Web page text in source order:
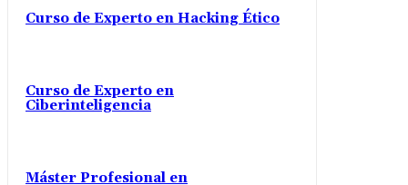
Curso de Experto en Hacking Ético
Curso de Experto en
Ciberinteligencia
Máster Profesional en